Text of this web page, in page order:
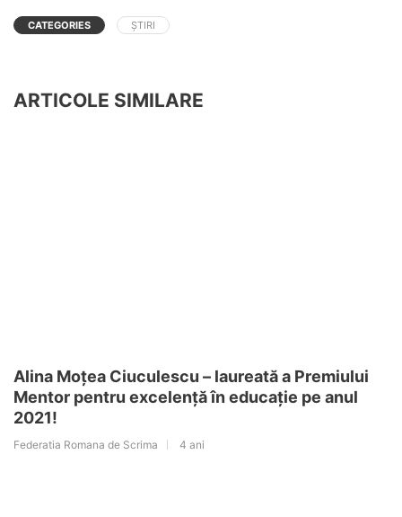
CATEGORIES ȘTIRI
ARTICOLE SIMILARE
Alina Moțea Ciuculescu – laureată a Premiului
Mentor pentru excelență în educație pe anul
2021!
Federatia Romana de Scrima 4 ani